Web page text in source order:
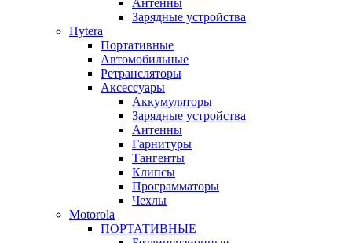
Зарядные устройства
Hytera
Портативные
Автомобильные
Ретрансляторы
Аксессуары
Аккумуляторы
Зарядные устройства
Антенны
Гарнитуры
Тангенты
Клипсы
Программаторы
Чехлы
Motorola
ПОРТАТИВНЫЕ